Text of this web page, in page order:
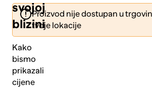
svojoj
blizini
Kako
bismo
prikazali
cijene
Pošalji
Proizvod nije dostupan u
tvoje lokacije